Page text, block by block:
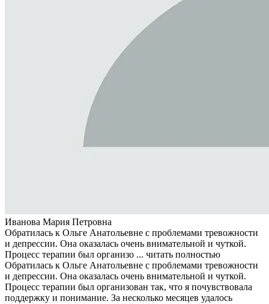
Иванова Мария Петровна
Обратилась к Ольге Анатольевне с проблемами тревожности
и депрессии. Она оказалась очень внимательной и чуткой.
Процесс терапии был организо ... читать полностью
Обратилась к Ольге Анатольевне с проблемами тревожности
и депрессии. Она оказалась очень внимательной и чуткой.
Процесс терапии был организован так, что я почувствовала
поддержку и понимание. За несколько месяцев удалось